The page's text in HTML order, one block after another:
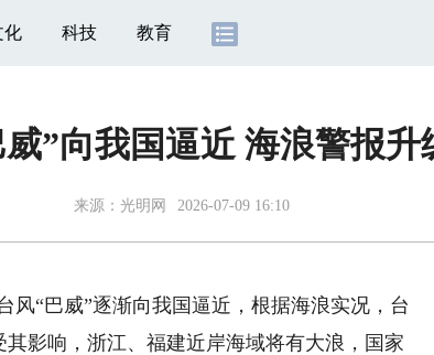
化 科技 教育
”向我国逼近 海浪警报升
来源： 光明网 2026-07-09 16:10
风“巴威”逐渐向我国逼近，根据海浪实况，台
影响，浙江、福建近岸海域将有大浪，国家